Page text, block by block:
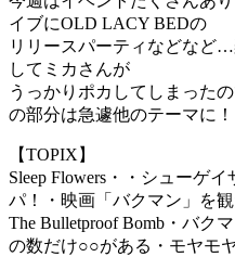
イブにOLD LACY BEDの
リリースパーティなどなど
してミカさんが
うっかりポカしてしまった
の部分は急遽他のテーマに！
【TOPIX】
Sleep Flowers・・シューゲ
パ！・映画「バクマン」を
The Bulletproof Bomb・バク
の数だけ○○がある・モヤモ